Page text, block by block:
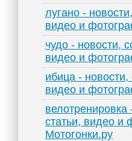
лугано -
видео и
чудо - новости,
видео и
ибица - новости,
видео и
велотренировка
статьи, видео и
Мотогонки.ру